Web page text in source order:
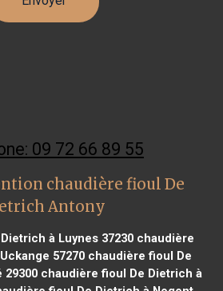
09 72 66 89 55
chaudière fioul De
Antony
à Luynes 37230chaudière
57270chaudière fioul De
29300chaudière fioul De Dietrich à